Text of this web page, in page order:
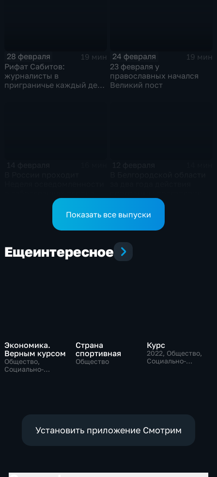
28 февраля
19 мин
Рифат Сабитов:
журналисты в
приграничье каждый день
24 февраля
19 мин
23 февраля у
православных начался
Великий пост
сбережений заключено
порядка 143 тысячи
договоров
Показать все выпуски
Ещеинтересное
Экономика.
Верным курсом
Общество,
Социально-
Страна
спортивная
Общество
Курс
2022, Общество,
Социально-
Установить приложение Смотрим